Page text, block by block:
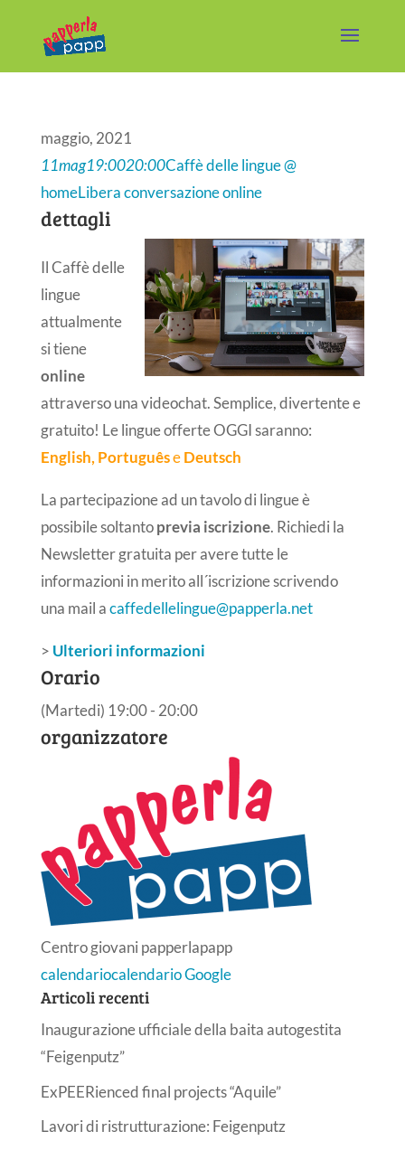
maggio, 2021
11mag19:0020:00Caffè delle lingue @
homeLibera conversazione online
dettagli
Il Caffè delle
lingue
attualmente
si tiene
online
attraverso una videochat. Semplice, divertente e
gratuito! Le lingue offerte OGGI saranno:
English, PortuguêseDeutsch
La partecipazione ad un tavolo di lingue è
possibile soltantoprevia iscrizione. Richiedi la
Newsletter gratuita per avere tutte le
informazioni in merito all´iscrizione scrivendo
una mail acaffedellelingue@papperla.net
> Ulteriori informazioni
Orario
(Martedi) 19:00 - 20:00
organizzatore
Centro giovani papperlapapp
calendariocalendario Google
Articoli recenti
Inaugurazione ufficiale della baita autogestita
“Feigenputz”
ExPEERienced final projects “Aquile”
Lavori di ristrutturazione: Feigenputz